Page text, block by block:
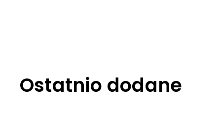
Ostatnio dodane